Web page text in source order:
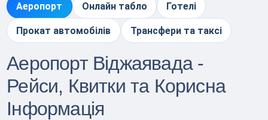
Аеропорт Онлайн табло Готелі
Прокат автомобілів Трансфери та таксі
Аеропорт Віджаявада -
Рейси, Квитки та Корисна
Інформація